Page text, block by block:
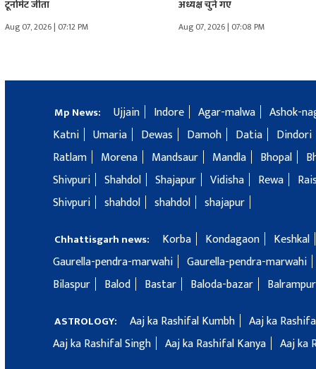
टूर्नामेंट जीता
Aug 07, 2026 | 07:12 PM
अध्यक्ष चुने गए
Aug 07, 2026 | 07:08 PM
Mp News: Ujjain Indore Agar-malwa
Ashok-
Katni
Umaria Dewas Damoh Datia
Dindori
Ratlam
Morena Mandsaur Mandla Bhopal
Shivpuri
Shahdol Shajapur Vidisha Rewa
Shivpuri
shahdol shahdol shajapur
Chhattisgarh news: Korba Kondagaon
Keshkal
Gaurella-pendra-marwahi
Gaurella-pendra-marwahi
Bilaspur
Balod Bastar Baloda-bazar Balrampur
ASTROLOGY: Aaj ka Rashifal Kumbh
Aaj ka
Aaj ka Rashifal Singh
Aaj ka Rashifal Kanya Aaj ka